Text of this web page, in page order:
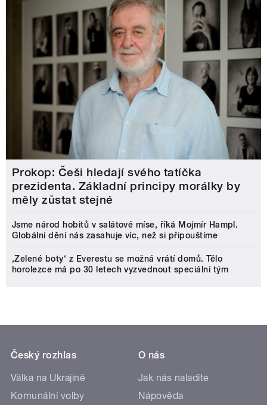
Prokop: Češi hledají svého tatíčka
prezidenta. Základní principy morálky by
měly zůstat stejné
Jsme národ hobitů v salátové míse, říká Mojmír Hampl.
Globální dění nás zasahuje víc, než si připouštíme
‚Zelené boty‘ z Everestu se možná vrátí domů. Tělo
horolezce má po 30 letech vyzvednout speciální tým
Český rozhlas
Válka na Ukrajině
Komunální volby
O nás
Jak nás naladíte
Nápověda